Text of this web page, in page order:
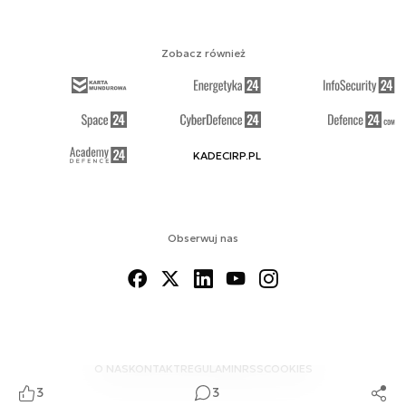
3 3
Obserwuj nas
O NAS KONTAKTREGULAMINRSS COOKIES
Zobacz również
KADECIRP.PL